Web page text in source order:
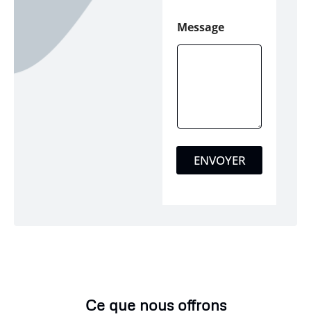
Message
ENVOYER
Ce que nous offrons